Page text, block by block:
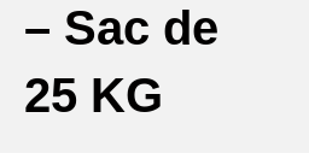
– Sac de
25 KG